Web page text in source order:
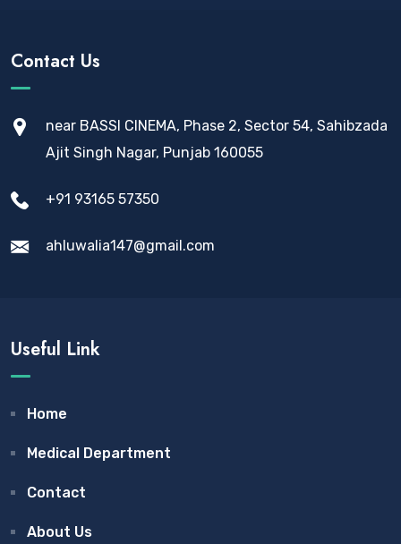
Contact Us
near BASSI CINEMA, Phase 2, Sector 54, Sahibzada
Ajit Singh Nagar, Punjab 160055
+91 93165 57350
ahluwalia147@gmail.com
Useful Link
Home
Medical Department
Contact
About Us